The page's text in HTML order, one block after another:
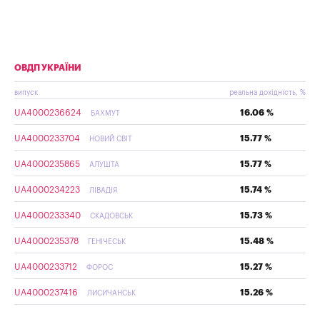
ОВДП УКРАЇНИ
випуск реальна дохідність, %
UA4000236624 БАХМУТ 16.06 %
UA4000233704 НОВИЙ СВІТ 15.77 %
UA4000235865 АЛУШТА 15.77 %
UA4000234223 ЛІВАДІЯ 15.74 %
UA4000233340 СКАДОВСЬК 15.73 %
UA4000235378 ГЕНІЧЕСЬК 15.48 %
UA4000233712 ФОРОС 15.27 %
UA4000237416 ЛИСИЧАНСЬК 15.26 %